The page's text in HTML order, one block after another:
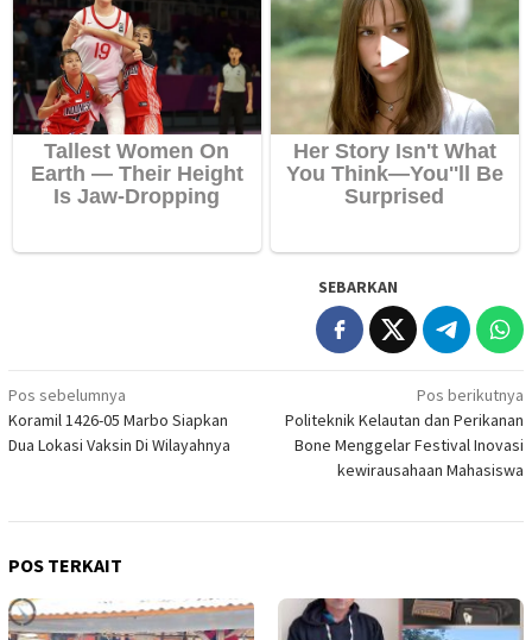
SEBARKAN
Navigasi
pos
Pos sebelumnya
Koramil 1426-05 Marbo Siapkan
Dua Lokasi Vaksin Di Wilayahnya
Pos berikutnya
Politeknik Kelautan dan Perikanan
Bone Menggelar Festival Inovasi
kewirausahaan Mahasiswa
POS TERKAIT